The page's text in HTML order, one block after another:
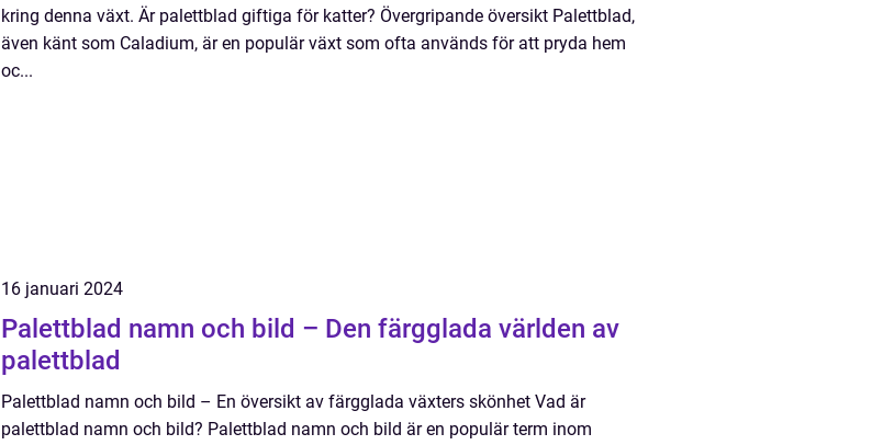
kring denna växt. Är palettblad giftiga för katter? Övergripande översikt Palettblad,
även känt som Caladium, är en populär växt som ofta används för att pryda hem
oc...
16 januari 2024
Palettblad namn och bild – Den färgglada världen av
palettblad
Palettblad namn och bild – En översikt av färgglada växters skönhet Vad är
palettblad namn och bild? Palettblad namn och bild är en populär term inom